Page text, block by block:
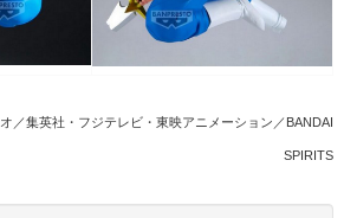
／集英社・フジテレビ・東映アニメーション／BANDAI
SPIRITS